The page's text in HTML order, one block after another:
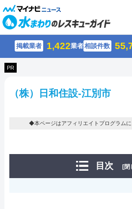
掲載業者 1,422業者相談件数
PR
（株）日和住設-江別市
◆本ページはアフィリエイトプログラムに
目次 [閉